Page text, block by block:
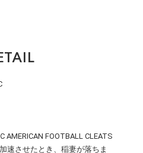
AMERICAN FOOTBALL CLEATS
速させたとき、稲妻が落ちま